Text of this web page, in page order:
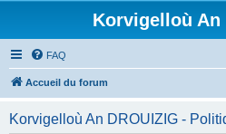
Korvigelloù An
FAQ
Accueil du forum
Korvigelloù An DROUIZIG -